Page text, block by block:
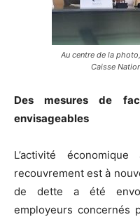
Au centre de la
Caisse
Des mesures de
envisageables
L’activité
recouvrement est à
de dette a été
employeurs concernés